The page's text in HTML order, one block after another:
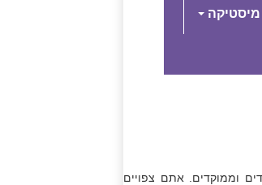
מיסטיקה
וממוקדים. אתם צפויים